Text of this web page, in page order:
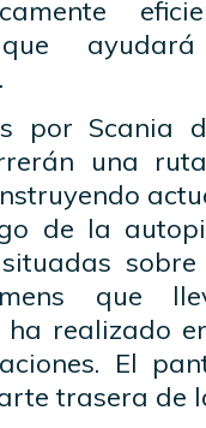
que
por Scania
una
de la
que
realizado
El
trasera de